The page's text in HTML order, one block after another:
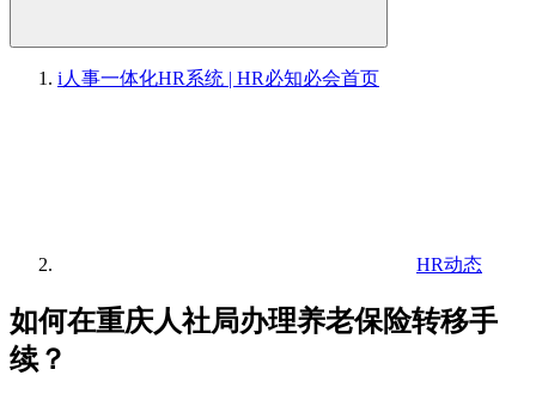
i人事一体化HR系统 | HR必知必会首页
HR动态
如何在重庆人社局办理养老保险转移手
续？